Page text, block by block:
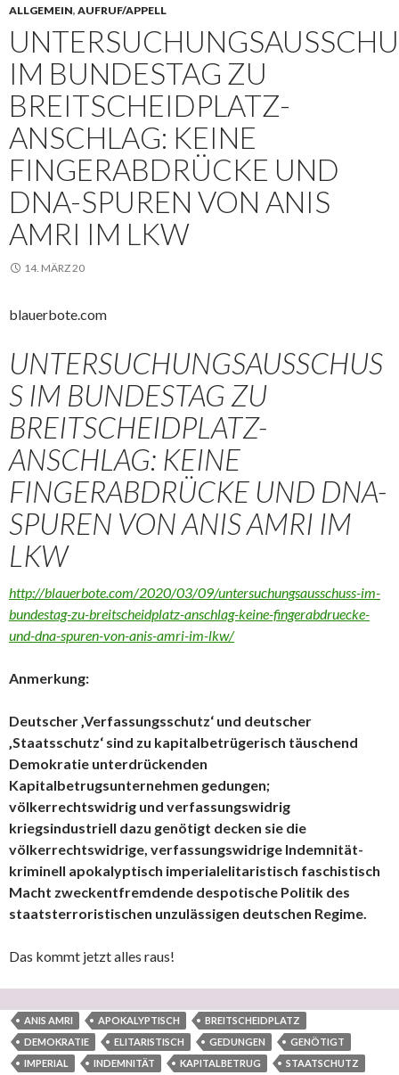
ALLGEMEIN, AUFRUF/APPELL
IM BUNDESTAG ZU
BREITSCHEIDPLATZ-
ANSCHLAG: KEINE
FINGERABDRÜCKE UND
DNA-SPUREN VON ANIS
AMRI IM LKW
14. MÄRZ 20
blauerbote.com
UNTERSUCHUNGSAUSSCHUS
S IM BUNDESTAG ZU
BREITSCHEIDPLATZ-
ANSCHLAG: KEINE
FINGERABDRÜCKE UND DNA-
SPUREN VON ANIS AMRI IM
LKW
http://blauerbote.com/2020/03/09/untersuchungsausschuss-im-
bundestag-zu-breitscheidplatz-anschlag-keine-fingerabdruecke-
und-dna-spuren-von-anis-amri-im-lkw/
Anmerkung:
Deutscher ‚Verfassungsschutz‘ und deutscher
‚Staatsschutz‘ sind zu kapitalbetrügerisch täuschend
Demokratie unterdrückenden
Kapitalbetrugsunternehmen gedungen;
völkerrechtswidrig und verfassungswidrig
kriegsindustriell dazu genötigt decken sie die
völkerrechtswidrige, verfassungswidrige Indemnität-
kriminell apokalyptisch imperialelitaristisch faschistisch
Macht zweckentfremdende despotische Politik des
staatsterroristischen unzulässigen deutschen Regime.
Das kommt jetzt alles raus!
ANIS AMRI APOKALYPTISCH
BREITSCHEIDPLATZ
DEMOKRATIE
ELITARISTISCH GEDUNGEN
GENÖTIGT
IMPERIAL
INDEMNITÄT KAPITALBETRUG
STAATSCHUTZ